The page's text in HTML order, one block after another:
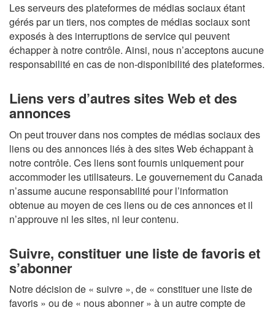
Les serveurs des plateformes de médias sociaux étant
gérés par un tiers, nos comptes de médias sociaux sont
exposés à des interruptions de service qui peuvent
échapper à notre contrôle. Ainsi, nous n’acceptons aucune
responsabilité en cas de non-disponibilité des plateformes.
Liens vers d’autres sites Web et des
annonces
On peut trouver dans nos comptes de médias sociaux des
liens ou des annonces liés à des sites Web échappant à
notre contrôle. Ces liens sont fournis uniquement pour
accommoder les utilisateurs. Le gouvernement du Canada
n’assume aucune responsabilité pour l’information
obtenue au moyen de ces liens ou de ces annonces et il
n’approuve ni les sites, ni leur contenu.
Suivre, constituer une liste de favoris et
s’abonner
Notre décision de « suivre », de « constituer une liste de
favoris » ou de « nous abonner » à un autre compte de